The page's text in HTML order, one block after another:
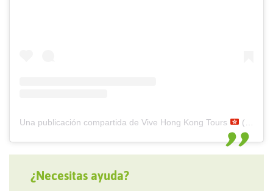
Una publicación compartida de Vive Hong Kong Tours (@vivehongkong)
¿Necesitas ayuda?